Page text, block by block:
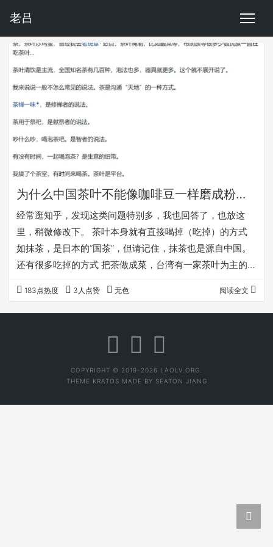
老吕
为什么中国茶叶不能像咖啡豆一样磨成粉，直接喝了？
经常逛知乎，发现这类问题特别多，我也回答了，也放这
里，稍微修改下。 茶叶本身就有直接喝掉（吃掉）的方式
如抹茶，是日本的“国茶”，但请记住，抹茶也是源自中国。
还有很多吃掉的方式 把茶做成菜，台湾有一家茶叶为主的餐
班章必点； 茶叶腌制，比如酸菜等，布朗族等很多少数民族
一直在吃茶叶... 但茶叶清饮是主流 全国知名茶有几百种，
183点热度 3人点赞 无色 阅读全文
COPYRIGHT © 2019-2026 LAOLV.ORG.
THEME KRATOS MADE BY SEATON JIANG